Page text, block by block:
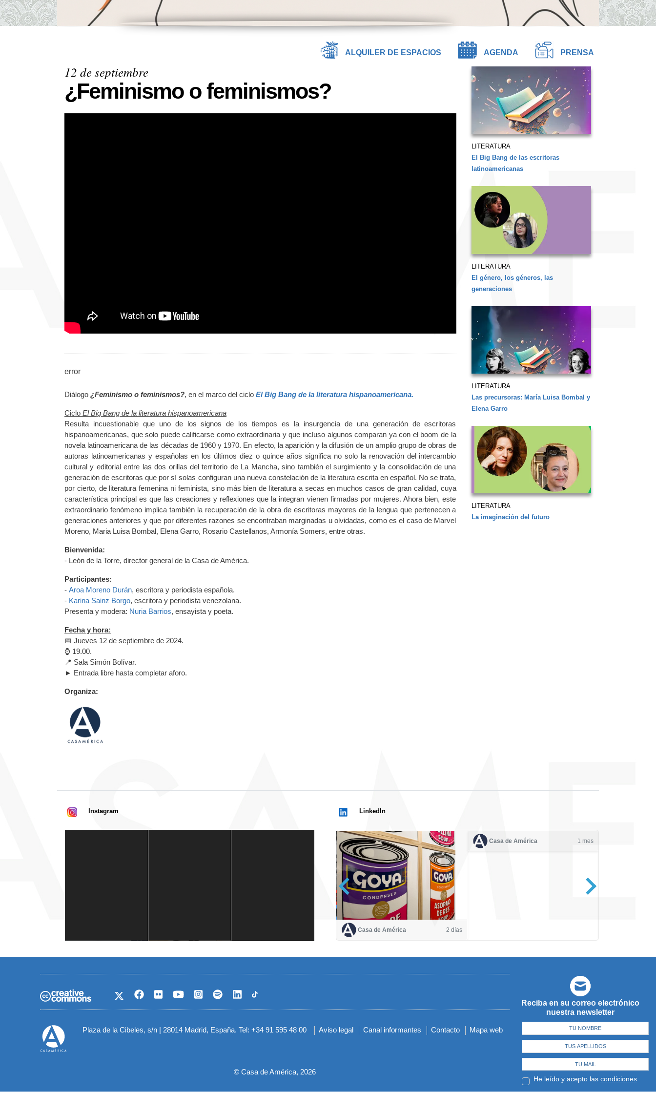
ALQUILER DE ESPACIOS AGENDA PRENSA
12 de septiembre
¿Feminismo o feminismos?
error
Diálogo ¿Feminismo o feminismos?, en el marco del ciclo El Big Bang de la literatura hispanoamericana.
Ciclo El Big Bang de la literatura hispanoamericana
Resulta incuestionable que uno de los signos de los tiempos es la insurgencia de una generación de escritoras
hispanoamericanas, que solo puede calificarse como extraordinaria y que incluso algunos comparan ya con el boom de la
novela latinoamericana de las décadas de 1960 y 1970. En efecto, la aparición y la difusión de un amplio grupo de obras de
autoras latinoamericanas y españolas en los últimos diez o quince años significa no solo la renovación del intercambio
cultural y editorial entre las dos orillas del territorio de La Mancha, sino también el surgimiento y la consolidación de una
generación de escritoras que por sí solas configuran una nueva constelación de la literatura escrita en español. No se trata,
por cierto, de literatura femenina ni feminista, sino más bien de literatura a secas en muchos casos de gran calidad, cuya
característica principal es que las creaciones y reflexiones que la integran vienen firmadas por mujeres. Ahora bien, este
extraordinario fenómeno implica también la recuperación de la obra de escritoras mayores de la lengua que pertenecen a
generaciones anteriores y que por diferentes razones se encontraban marginadas u olvidadas, como es el caso de Marvel
Moreno, Maria Luisa Bombal, Elena Garro, Rosario Castellanos, Armonía Somers, entre otras.
Bienvenida:
- León de la Torre, director general de la Casa de América.
Participantes:
- Aroa Moreno Durán, escritora y periodista española.
- Karina Sainz Borgo, escritora y periodista venezolana.
Presenta y modera: Nuria Barrios, ensayista y poeta.
Fecha y hora:
📅 Jueves 12 de septiembre de 2024.
⌚️ 19.00.
📍 Sala Simón Bolívar.
► Entrada libre hasta completar aforo.
Organiza:
LITERATURA
El Big Bang de las escritoras
latinoamericanas
LITERATURA
El género, los géneros, las
generaciones
LITERATURA
Las precursoras: María Luisa Bombal y
Elena Garro
LITERATURA
La imaginación del futuro
Instagram LinkedIn
Casa de América 2 días
Casa de América 1 mes
Reciba en su correo electrónico
nuestra newsletter
He leído y acepto las condiciones
Plaza de la Cibeles, s/n | 28014 Madrid, España. Tel: +34 91 595 48 00
Menú
pie
Aviso legal Canal informantes Contacto Mapa web
© Casa de América, 2026